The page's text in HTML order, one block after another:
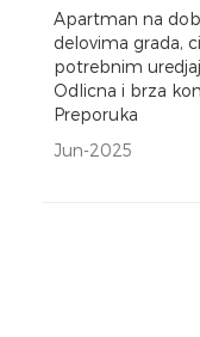
Apartman na
delovima grada,
potrebnim
Odlicna i brza
Preporuka
Jun-2025